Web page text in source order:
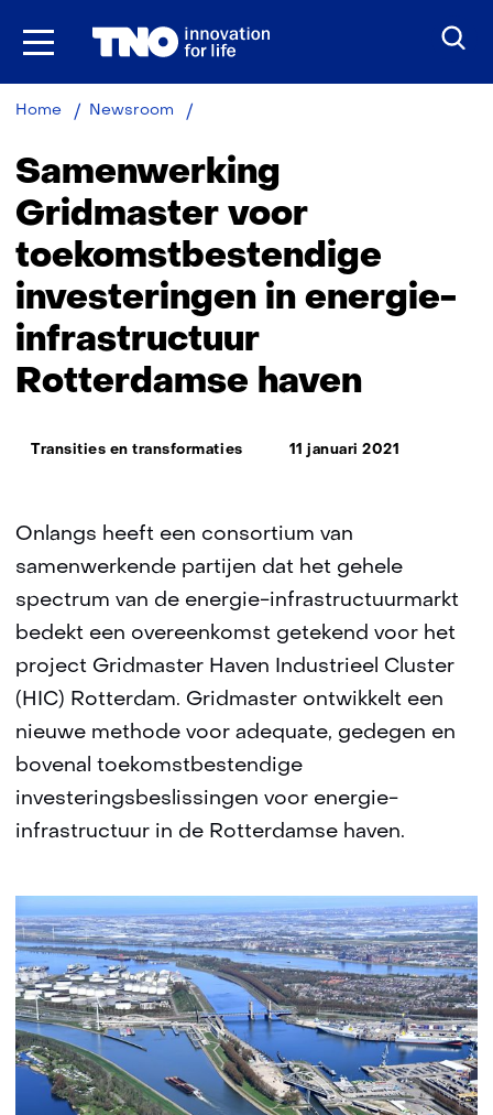
Ga
Home Newsroom
energie-
infrastructuur
haven
Samenwerking
Gridmaster voor
toekomstbestendige
investeringen in energie-
infrastructuur
Rotterdamse haven
Thema:
Transities en transformaties 11 januari 2021
Onlangs heeft een consortium van
samenwerkende partijen dat het gehele
spectrum van de energie-infrastructuurmarkt
bedekt een overeenkomst getekend voor het
project Gridmaster Haven Industrieel Cluster
(HIC) Rotterdam. Gridmaster ontwikkelt een
nieuwe methode voor adequate, gedegen en
bovenal toekomstbestendige
investeringsbeslissingen voor energie-
infrastructuur in de Rotterdamse haven.